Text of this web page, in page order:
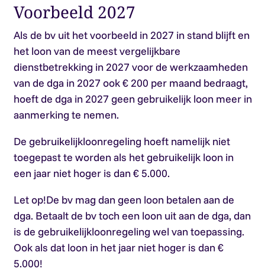
Voorbeeld 2027
Als de bv uit het voorbeeld in 2027 in stand blijft en
het loon van de meest vergelijkbare
dienstbetrekking in 2027 voor de werkzaamheden
van de dga in 2027 ook € 200 per maand bedraagt,
hoeft de dga in 2027 geen gebruikelijk loon meer in
aanmerking te nemen.
De gebruikelijkloonregeling hoeft namelijk niet
toegepast te worden als het gebruikelijk loon in
een jaar niet hoger is dan € 5.000.
Let op!De bv mag dan geen loon betalen aan de
dga. Betaalt de bv toch een loon uit aan de dga, dan
is de gebruikelijkloonregeling wel van toepassing.
Ook als dat loon in het jaar niet hoger is dan €
5.000!